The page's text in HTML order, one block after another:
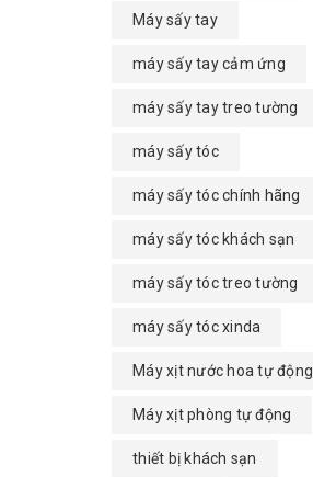
Máy sấy tay
máy sấy tay cảm ứng
máy sấy tay treo tường
máy sấy tóc
máy sấy tóc chính hãng
máy sấy tóc khách sạn
máy sấy tóc treo tường
máy sấy tóc xinda
Máy xịt nước hoa tự động
Máy xịt phòng tự động
thiết bị khách sạn